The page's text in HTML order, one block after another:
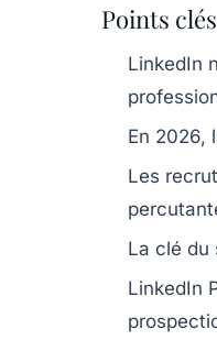
Points
LinkedIn
En 2026,
Les
La clé du
LinkedIn